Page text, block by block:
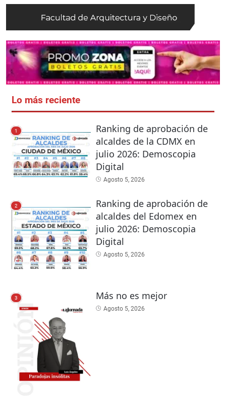
Lo más reciente
1
Ranking de aprobación de
alcaldes de la CDMX en
julio 2026: Demoscopia
Digital
Agosto 5, 2026
2
Ranking de aprobación de
alcaldes del Edomex en
julio 2026: Demoscopia
Digital
Agosto 5, 2026
3 Más no es mejor
Agosto 5, 2026